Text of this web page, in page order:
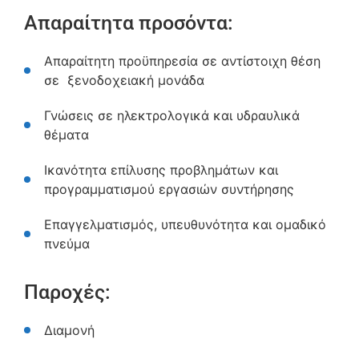
Απαραίτητα προσόντα:
Απαραίτητη προϋπηρεσία σε αντίστοιχη θέση
σε ξενοδοχειακή μονάδα
Γνώσεις σε ηλεκτρολογικά και υδραυλικά
θέματα
Ικανότητα επίλυσης προβλημάτων και
προγραμματισμού εργασιών συντήρησης
Επαγγελματισμός, υπευθυνότητα και ομαδικό
πνεύμα
Παροχές:
Διαμονή